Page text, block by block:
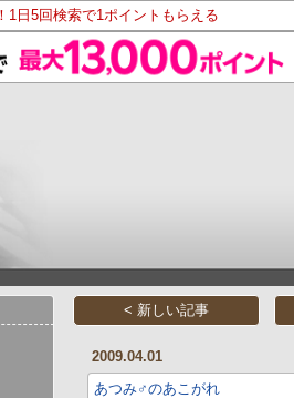
1日5回検索で1ポイントもらえる
< 新しい記事
2009.04.01
あつみ♂のあこがれ